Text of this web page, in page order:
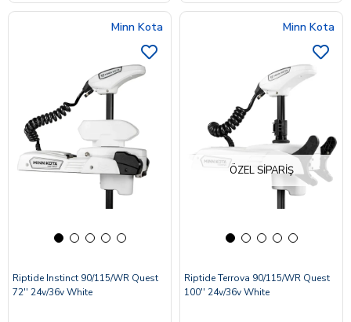
Minn Kota
Riptide Instinct 90/115/WR Quest
72'' 24v/36v White
ÖZEL SIPARIŞ
Minn Kota
Riptide Terrova 90/115/WR Quest
100'' 24v/36v White